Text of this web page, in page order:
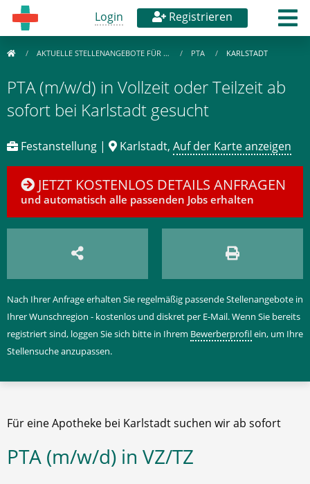
Login Registrieren
AKTUELLE STELLENANGEBOTE FÜR … PTA KARLSTADT
PTA (m/w/d) in Vollzeit oder Teilzeit ab
sofort bei Karlstadt gesucht
Festanstellung | Karlstadt, Auf der Karte anzeigen
JETZT KOSTENLOS DETAILS ANFRAGEN
und automatisch alle passenden Jobs erhalten
Nach Ihrer Anfrage erhalten Sie regelmäßig passende Stellenangebote in
Ihrer Wunschregion - kostenlos und diskret per E-Mail. Wenn Sie bereits
registriert sind, loggen Sie sich bitte in Ihrem Bewerberprofilein, um Ihre
Stellensuche anzupassen.
Für eine Apotheke bei Karlstadt suchen wir ab sofort
PTA (m/w/d) in VZ/TZ